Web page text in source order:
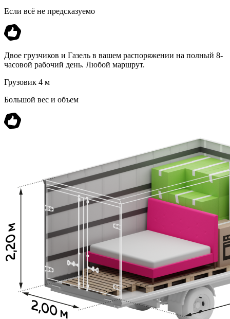
Если всё не предсказуемо
Двое грузчиков и Газель в вашем распоряжении на полный 8-
часовой рабочий день. Любой маршрут.
Грузовик 4 м
Большой вес и объем